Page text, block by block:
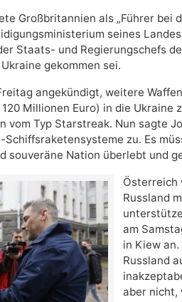
Großbritannien als „Führer
seines
Staats- und Regierungschefs
gekommen sei.
angekündigt, weitere
Millionen Euro) in die Ukraine
vom Typ Starstreak. Nun sagte
Schiffsraketensysteme zu. Es
souveräne Nation überlebt und
Österreich
Russland
am
in Kiew
Russland
aber nicht,